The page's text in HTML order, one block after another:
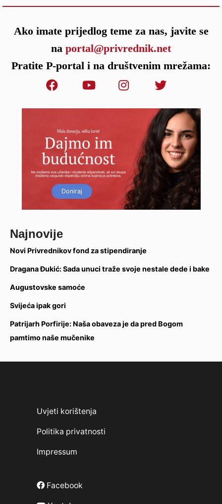
Ako imate prijedlog teme za nas, javite se
na portal@privrednik.net
Pratite P-portal i na društvenim mrežama:
Doniraj
Najnovije
Novi Privrednikov fond za stipendiranje
Dragana Đukić: Sada unuci traže svoje nestale dede i bake
Augustovske samoće
Svijeća ipak gori
Patrijarh Porfirije: Naša obaveza je da pred Bogom
pamtimo naše mučenike
Uvjeti korištenja
Politika privatnosti
Impressum
Facebook